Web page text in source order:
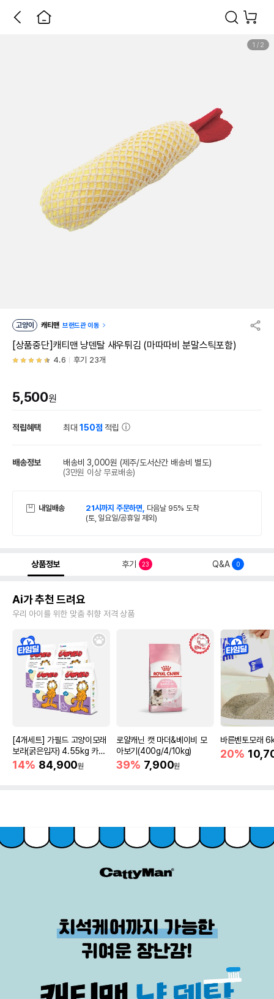
1 / 2
고양이 캐티맨 브랜드관 이동
[상품중단]캐티맨 냥덴탈 새우튀김 (마따따비 분말스틱포함)
4.6 후기 23개
5,500원
적립혜택 최대150점 적립
배송정보 배송비 3,000원 (제주/도서산간 배송비 별도)
(3만원 이상 무료배송)
내일배송 21시까지 주문하면, 다음날 95% 도착
(토, 일요일/공휴일 제외)
상품정보 후기 23 Q&A 0
Ai가 추천 드려요
우리 아이를 위한 맞춤 취향 저격 상품
[4개세트] 가필드 고양이모래
보라(굵은입자) 4.55kg 카사
바모래
14% 84,900원
로얄캐닌 캣 마더&베이비 모
아보기(400g/4/10kg)
39% 7,900원
바른벤토모래
20%